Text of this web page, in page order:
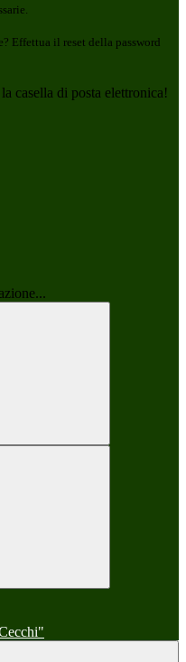
Effettua il reset della password
casella di posta elettronica!